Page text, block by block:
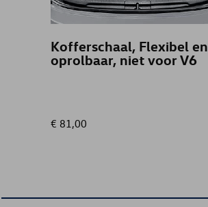
Kofferschaal, Flexibel en
oprolbaar, niet voor V6
€ 81,00